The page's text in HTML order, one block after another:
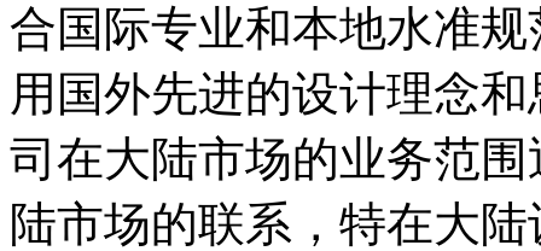
合国际专业和本地水准
用国外先进的设计理念
司在大陆市场的业务范
陆市场的联系，特在大